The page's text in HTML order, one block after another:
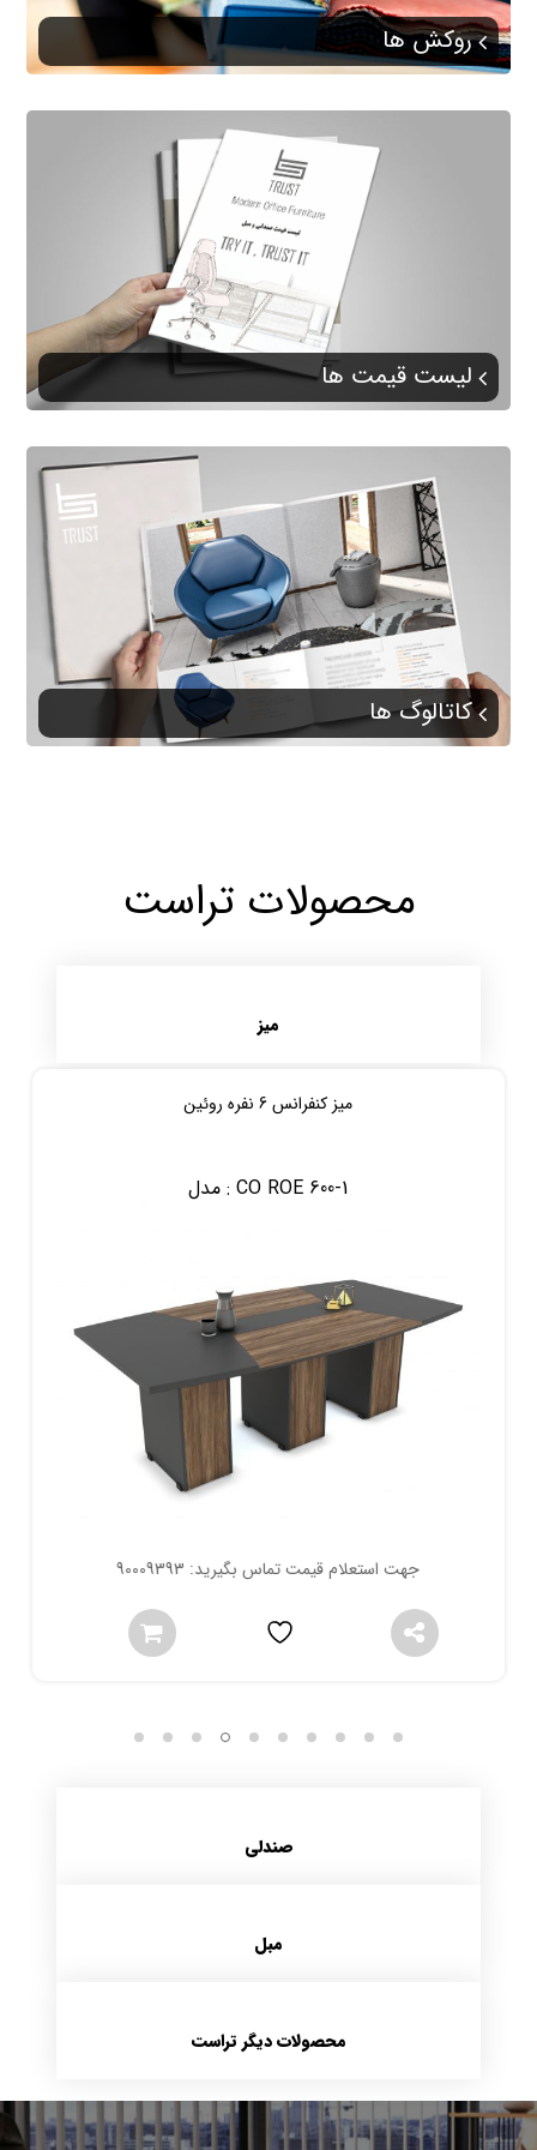
روکش ها
لیست قیمت ها
کاتالوگ ها
محصولات تراست
میز
میز کنفرانس 6 نفره روئین
مدل :CO ROE 600-1
جهت استعلام قیمت تماس بگیرید: 90009393
صندلی
مبل
محصولات دیگر تراست